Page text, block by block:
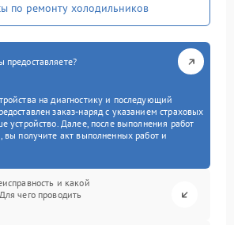
по ремонту холодильников
на диагностику и последующий
заказ-наряд с указанием страховых
устройство. Далее, после выполнения работ
вы получите акт выполненных работ и
и какой
чего проводить